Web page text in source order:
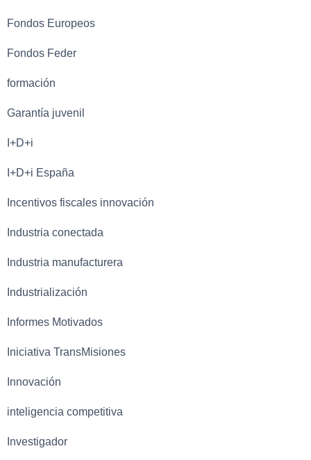
Fondos Europeos
Fondos Feder
formación
Garantía juvenil
I+D+i
I+D+i España
Incentivos fiscales innovación
Industria conectada
Industria manufacturera
Industrialización
Informes Motivados
Iniciativa TransMisiones
Innovación
inteligencia competitiva
Investigador